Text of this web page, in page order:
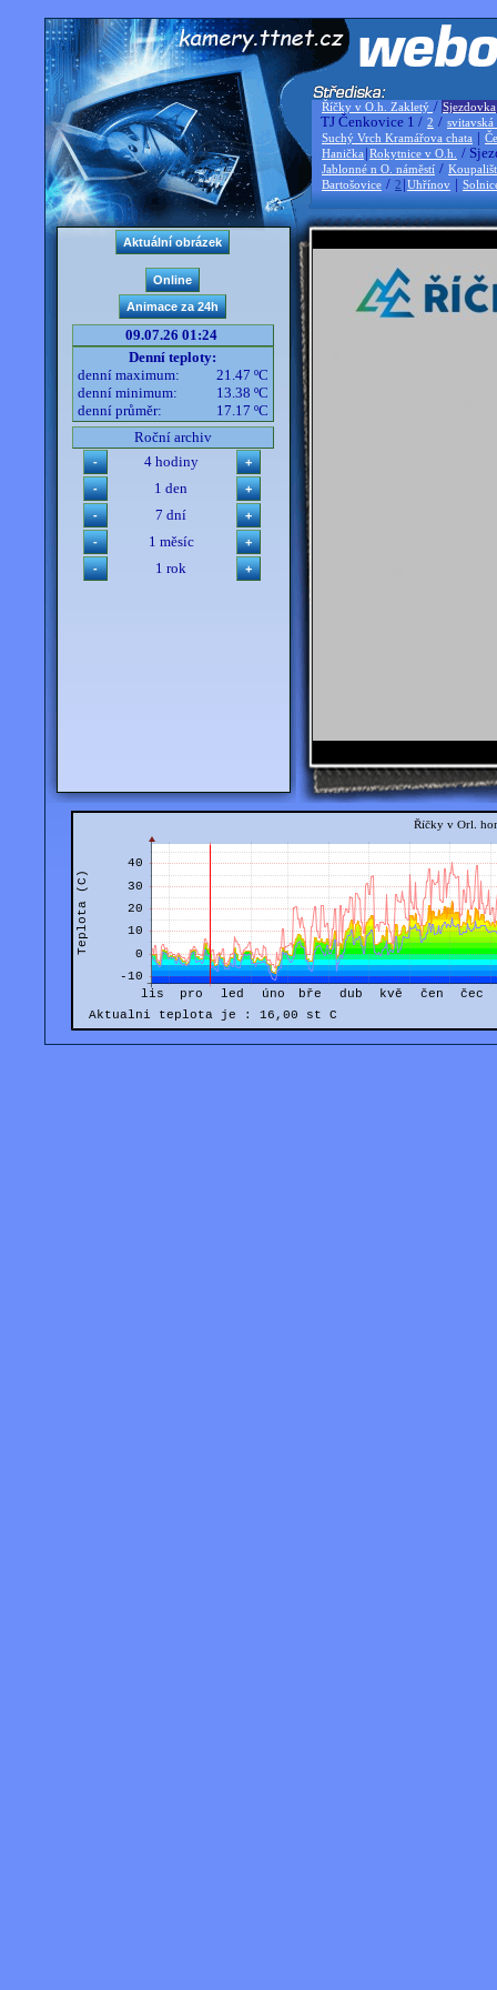
Říčky v O.h. Zakletý / Sjezdovka
TJ Čenkovice 1 / 2 / svitavská
Suchý Vrch Kramářova chata |
Hanička |Rokytnice v O.h. /
Jablonné n O. náměstí /
Bartošovice / 2 |Uhřínov |
09.07.26 01:24
Denní teploty:
denní maximum:
21.47 ºC
denní minimum:
13.38 ºC
denní průměr:
17.17 ºC
Roční archiv
4 hodiny
1 den
7 dní
1 měsíc
1 rok